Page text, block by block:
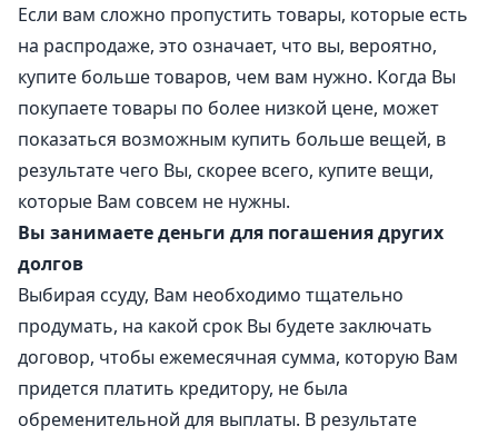
Если вам сложно пропустить товары, которые есть
на распродаже, это означает, что вы, вероятно,
купите больше товаров, чем вам нужно. Когда Вы
покупаете товары по более низкой цене, может
показаться возможным купить больше вещей, в
результате чего Вы, скорее всего, купите вещи,
которые Вам совсем не нужны.
Вы занимаете деньги для погашения других
долгов
Выбирая ссуду, Вам необходимо тщательно
продумать, на какой срок Вы будете заключать
договор, чтобы ежемесячная сумма, которую Вам
придется платить кредитору, не была
обременительной для выплаты. В результате